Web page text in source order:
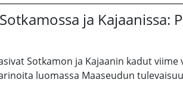
ja Kajaanissa:
Sotkamon ja Kajaanin kadut
luomassa Maaseudun